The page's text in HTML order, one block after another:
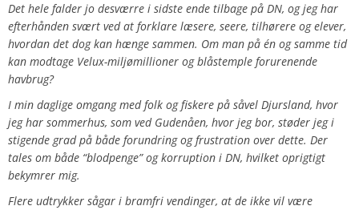
Det hele falder jo desværre i sidste ende tilbage på DN, og jeg har
efterhånden svært ved at forklare læsere, seere, tilhørere og elever,
hvordan det dog kan hænge sammen. Om man på én og samme tid
kan modtage Velux-miljømillioner og blåstemple forurenende
havbrug?
I min daglige omgang med folk og fiskere på såvel Djursland, hvor
jeg har sommerhus, som ved Gudenåen, hvor jeg bor, støder jeg i
stigende grad på både forundring og frustration over dette. Der
tales om både “blodpenge” og korruption i DN, hvilket oprigtigt
bekymrer mig.
Flere udtrykker sågar i bramfri vendinger, at de ikke vil være